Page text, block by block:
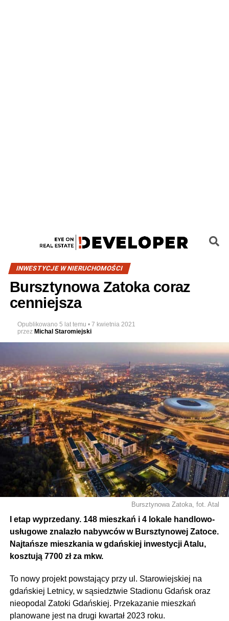
INWESTYCJE W NIERUCHOMOŚCI
Bursztynowa Zatoka coraz
cenniejsza
Opublikowano 5 lat temu • 7 kwietnia 2021
przez Michal Staromiejski
Bursztynowa Zatoka, fot. Atal
I etap wyprzedany. 148 mieszkań i 4 lokale handlowo-
usługowe znalazło nabywców w Bursztynowej Zatoce.
Najtańsze mieszkania w gdańskiej inwestycji Atalu,
kosztują 7700 zł za mkw.
To nowy projekt powstający przy ul. Starowiejskiej na
gdańskiej Letnicy, w sąsiedztwie Stadionu Gdańsk oraz
nieopodal Zatoki Gdańskiej. Przekazanie mieszkań
planowane jest na drugi kwartał 2023 roku.